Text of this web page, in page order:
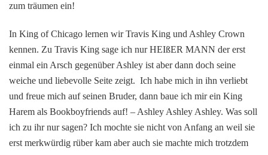
zum träumen ein!
In King of Chicago lernen wir Travis King und Ashley Crown
kennen. Zu Travis King sage ich nur HEIßER MANN der erst
einmal ein Arsch gegenüber Ashley ist aber dann doch seine
weiche und liebevolle Seite zeigt. Ich habe mich in ihn verliebt
und freue mich auf seinen Bruder, dann baue ich mir ein King
Harem als Bookboyfriends auf! – Ashley Ashley Ashley. Was soll
ich zu ihr nur sagen? Ich mochte sie nicht von Anfang an weil sie
erst merkwürdig rüber kam aber auch sie machte mich trotzdem